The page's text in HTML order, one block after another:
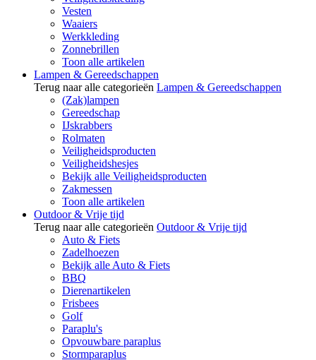
Vesten
Waaiers
Werkkleding
Zonnebrillen
Toon alle artikelen
Lampen & Gereedschappen
Terug naar alle categorieën Lampen & Gereedschappen
(Zak)lampen
Gereedschap
IJskrabbers
Rolmaten
Veiligheidsproducten
Veiligheidshesjes
Bekijk alle Veiligheidsproducten
Zakmessen
Toon alle artikelen
Outdoor & Vrije tijd
Terug naar alle categorieën Outdoor & Vrije tijd
Auto & Fiets
Zadelhoezen
Bekijk alle Auto & Fiets
BBQ
Dierenartikelen
Frisbees
Golf
Paraplu's
Opvouwbare paraplus
Stormparaplus